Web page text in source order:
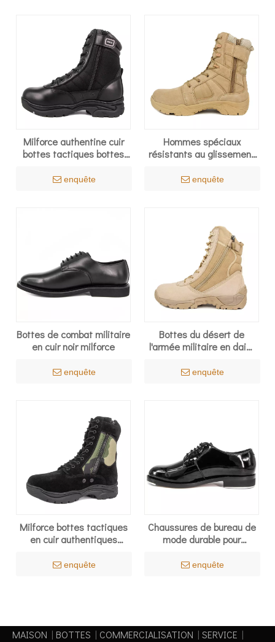
Milforce authentine cuir
bottes tactiques bottes
militaire
enquête
Hommes spéciaux
résistants au glissement
désertiques à fermeture
enquête
Bottes de combat militaire
en cuir noir milforce
enquête
Bottes du désert de
l'armée militaire en daim
enquête
Milforce bottes tactiques
en cuir authentiques
l'armée
enquête
Chaussures de bureau de
mode durable pour
enquête
MAISON | BOTTES | COMMERCIALISATION | SERVICE |